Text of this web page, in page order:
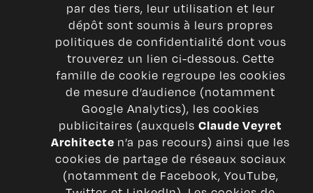
par des tiers, leur utilisation et leur
dépôt sont soumis à leurs propres
politiques de confidentialité dont vous
trouverez un lien ci-dessous. Cette
famille de cookie regroupe les cookies
de mesure d’audience (notamment
Google Analytics), les cookies
publicitaires (auxquels Claude Veyret
Architecte n’a pas recours) ainsi que les
cookies de partage de réseaux sociaux
(notamment de Facebook, YouTube,